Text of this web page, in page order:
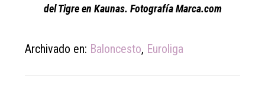
del Tigre en Kaunas. Fotografía Marca.com
Archivado en: Baloncesto, Euroliga